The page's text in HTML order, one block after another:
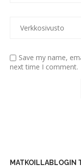
Save my name,
next time I comment.
MATKOILLABLOGIN